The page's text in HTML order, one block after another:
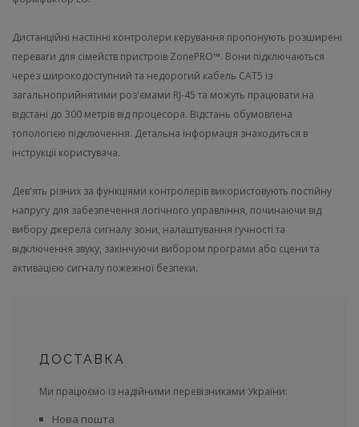
Дистанційні настінні контролери керування пропонують розширені
переваги для сімейств пристроїв ZonePRO™. Вони підключаються
через широкодоступний та недорогий кабель CAT5 із
загальноприйнятими роз'ємами RJ-45 та можуть працювати на
відстані до 300 метрів від процесора. Відстань обумовлена
топологією підключення. Детальна інформація знаходиться в
інструкції користувача.
Дев'ять різних за функціями контролерів використовують постійну
напругу для забезпечення логічного управління, починаючи від
вибору джерела сигналу зони, налаштування гучності та
відключення звуку, закінчуючи вибором програми або сцени та
активацією сигналу пожежної безпеки.
ДОСТАВКА
Ми працюємо із надійними перевізниками України:
Нова пошта